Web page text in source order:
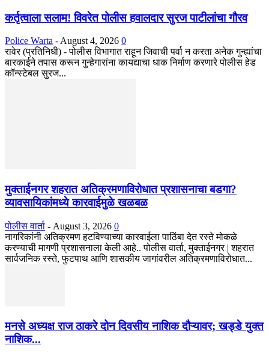
कर्तृत्वाला सलाम! विवरेत पोलीस हवालदार सुरज पाटीलांचा गौरव
Police Warta - August 4, 2026 0
रावेर (प्रतिनिधी) - पोलीस विभागात राहून जिवाची पर्वा न करता अनेक गुन्ह्यांचा
बारकाईने तपास करून गुन्हेगारांना कायद्याचा धाक निर्माण करणारे पोलीस हेड
कॉन्स्टेबल सुरज...
मुक्ताईनगर शहरात अतिक्रमणाविरोधात प्रशासनाचा बडगा?
व्यावसायिकांमध्ये कारवाईमुळे खळबळ
पोलीस वार्ता - August 3, 2026 0
नागरिकांनी अतिक्रमण हटविण्याच्या कारवाईला पाठिंबा देत रस्ते मोकळे
करण्याची मागणी प्रशासनाला केली आहे.. पोलीस वार्ता, मुक्ताईनगर | शहरात
सार्वजनिक रस्ते, फुटपाथ आणि शासकीय जागांवरील अतिक्रमणाविरोधात...
मनसे अध्यक्ष राज ठाकरे दोन दिवसीय नाशिक दौऱ्यावर; खड्डे युक्त
नाशिक...